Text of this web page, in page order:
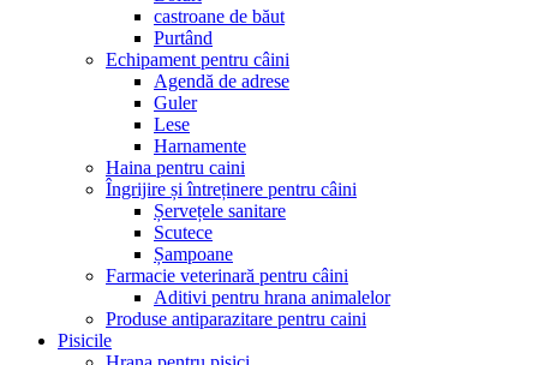
castroane de băut
Purtând
Echipament pentru câini
Agendă de adrese
Guler
Lese
Harnamente
Haina pentru caini
Îngrijire și întreținere pentru câini
Șervețele sanitare
Scutece
Șampoane
Farmacie veterinară pentru câini
Aditivi pentru hrana animalelor
Produse antiparazitare pentru caini
Pisicile